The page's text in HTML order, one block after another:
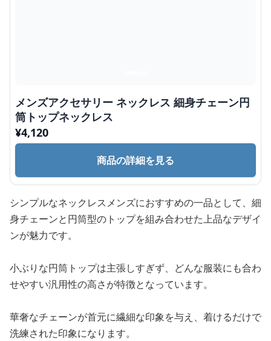
メンズアクセサリー ネックレス 細身チェーン円
筒トップネックレス
¥4,120
商品の詳細を見る
シンプルなネックレスメンズにおすすめの一品として、細
身チェーンと円筒型のトップを組み合わせた上品なデザイ
ンが魅力です。
小ぶりな円筒トップは主張しすぎず、どんな服装にも合わ
せやすい汎用性の高さが特徴となっています。
華奢なチェーンが首元に繊細な印象を与え、着けるだけで
洗練された印象になります。